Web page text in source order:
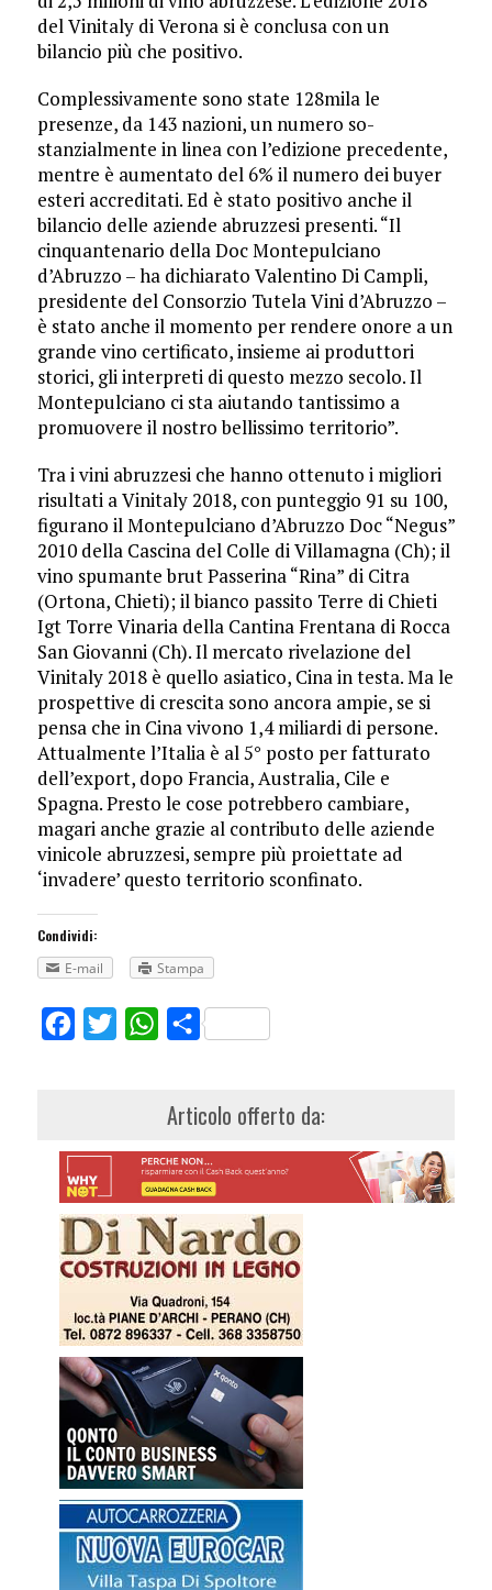
del Vinitaly di Ve­rona si è conclusa con un
bilancio più che positivo.
Complessivamente sono state 128mila le
presenze, da 143 nazioni, un numero so­
stanzialmente in linea con l’edizione precedente,
mentre è aumentato del 6% il nu­mero dei buyer
esteri ac­cre­ditati. Ed è stato positivo an­che il
bilancio delle aziende abruzzesi presenti. “Il
cinquantenario della Doc Mon­tepulciano
d’Abruzzo – ha di­chiarato Valentino Di Cam­­pli,
presidente del Con­sorzio Tutela Vini d’A­bruzzo –
è stato anche il mo­mento per rendere onore a un
grande vino certificato, insieme ai produttori
storici, gli interpreti di questo mez­zo secolo. Il
Monte­pulciano ci sta aiutando tantissimo a
promuovere il nostro bellissimo territorio”.
Tra i vini abruzzesi che hanno ottenuto i migliori
ri­sultati a Vinitaly 2018, con punteggio 91 su 100,
figurano il Montepulciano d’A­bruz­­zo Doc “Negus”
2010 della Cascina del Colle di Villamagna (Ch); il
vino spumante brut Passerina “Rina” di Citra
(Ortona, Chieti); il bianco passito Terre di Chie­ti
Igt Torre Vinaria della Can­tina Frentana di Rocca
San Giovanni (Ch). Il mercato rivelazione del
Vinitaly 2018 è quello asiatico, Cina in testa. Ma le
prospettive di crescita sono ancora ampie, se si
pensa che in Cina vi­vono 1,4 mi­liardi di persone.
Attual­mente l’Italia è al 5° posto per fatturato
dell’export, dopo Francia, Au­stra­lia, Cile e
Spagna. Pre­sto le cose potrebbero cambiare,
magari anche grazie al contributo delle aziende
vinicole abruzzesi, sem­pre più pro­iettate ad
‘invadere’ questo territorio sconfinato.
Condividi:
E-mail
Stampa
FacebookTwitterWhatsApp
Share
Articolo offerto da: